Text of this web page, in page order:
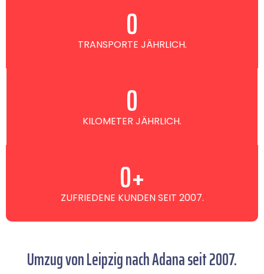
TRANSPORTE JÄHRLICH.
0
KILOMETER JÄHRLICH.
0
ZUFRIEDENE KUNDEN SEIT 2007.
0+
Umzug von Leipzig nach Adana seit 2007.